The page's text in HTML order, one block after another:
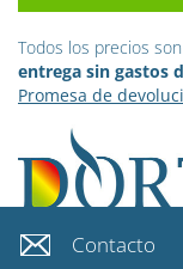
Todos los precios
entrega sin gastos
Promesa de
Contacto